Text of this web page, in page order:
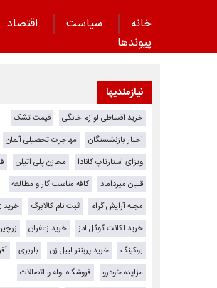
خانه سیاست اقتصاد
پیوند‌ها
نیازمندیها
خرید اقساطی لوازم خانگی
قیمت تشک
اخبار بازنشستگان
مهاجرت تحصیلی آلمان
ویزای استارتاپ کانادا
مخازن پلی اتیلن
قلیان میرداماد
کافه مناسب کار و مطالعه
مجله آرایش گرام
ثبت نام کالابرگ
خرید nft
خرید اکانت گوگل ادز
خرید زعفران
بوکینگ
خرید پرینتر لیبل زن باربری
مزایده خودرو
فروشگاه لوله و اتصالات